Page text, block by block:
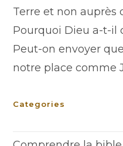
Terre et non auprès
Pourquoi Dieu a-t-il
Peut-on envoyer
notre place comme
Categories